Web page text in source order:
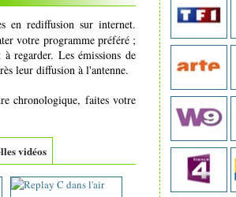
en rediffusion sur internet.
votre programme préféré ;
regarder. Les émissions de
leur diffusion à l'antenne.
chronologique, faites votre
vidéos